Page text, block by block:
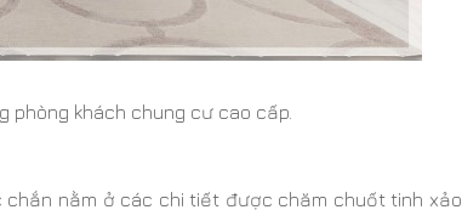
khách chung cư cao cấp.
nằm ở các chi tiết được chăm chuốt tinh xảo